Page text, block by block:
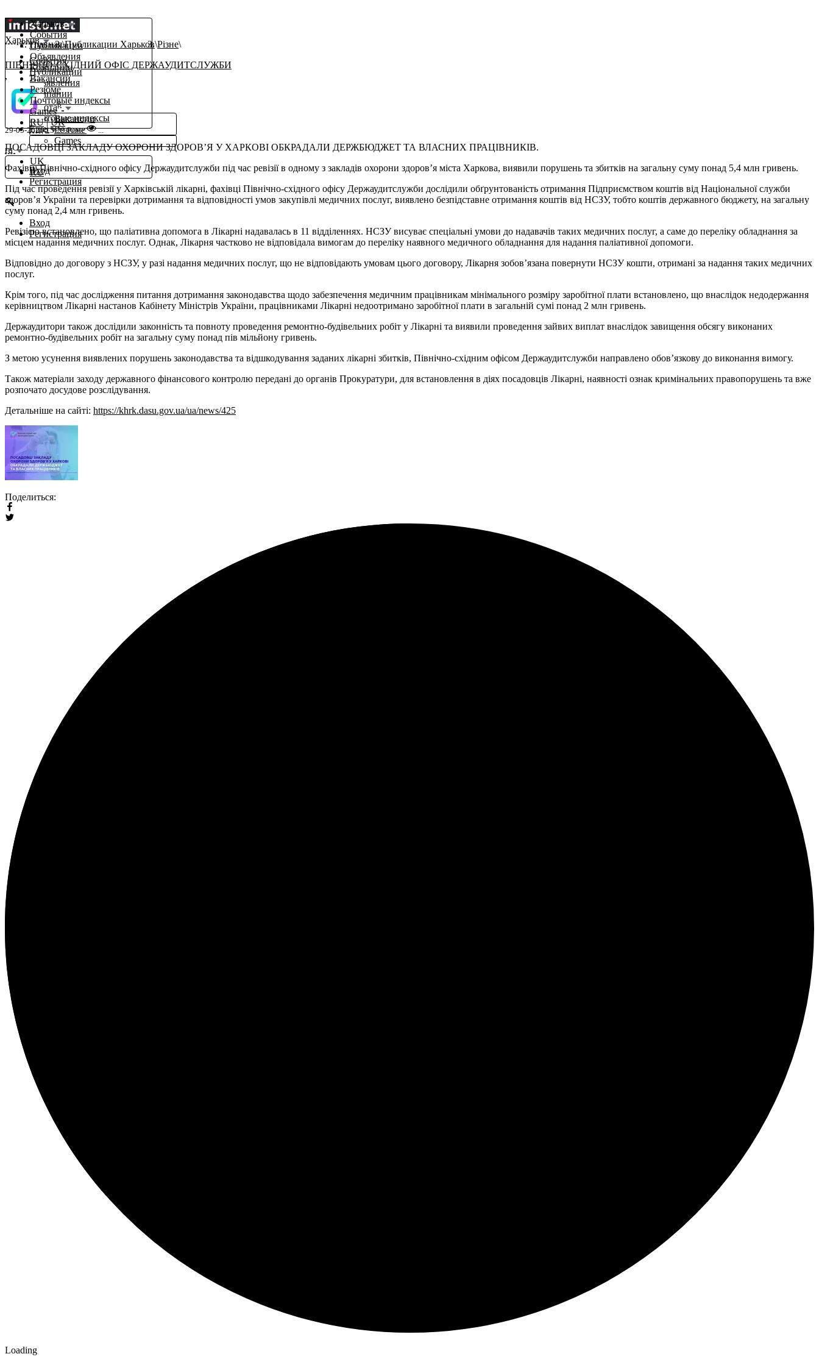
Харьков
События
Публикации
Объявления
Компании
Вакансии
Резюме
Почтовые индексы
Games
RU|UK
Харьков
События
Публикации
Объявления
Компании
Работаβ
Вакансии
Резюме
Почтовые индексы
Еще
Games
ru
UK
RU
Вход
Регистрация
Вход
Регистрация
Главная Публикации Харьков Різне
ПІВНІЧНО-СХІДНИЙ ОФІС ДЕРЖАУДИТСЛУЖБИ
,
29-05-2026 15:29Різне ...
ПОСАДОВЦІ ЗАКЛАДУ ОХОРОНИ ЗДОРОВ’Я У ХАРКОВІ ОБКРАДАЛИ ДЕРЖБЮДЖЕТ ТА ВЛАСНИХ ПРАЦІВНИКІВ.
Фахівці Північно-східного офісу Держаудитслужби під час ревізії в одному з закладів охорони здоров’я міста Харкова, виявили порушень та збитків на загальну суму понад 5,4 млн гривень.
Під час проведення ревізії у Харківській лікарні, фахівці Північно-східного офісу Держаудитслужби дослідили обґрунтованість отримання Підприємством коштів від Національної служби
здоров’я України та перевірки дотримання та відповідності умов закупівлі медичних послуг, виявлено безпідставне отримання коштів від НСЗУ, тобто коштів державного бюджету, на загальну
суму понад 2,4 млн гривень.
Ревізією встановлено, що паліативна допомога в Лікарні надавалась в 11 відділеннях. НСЗУ висуває спеціальні умови до надавачів таких медичних послуг, а саме до переліку обладнання за
місцем надання медичних послуг. Однак, Лікарня частково не відповідала вимогам до переліку наявного медичного обладнання для надання паліативної допомоги.
Відповідно до договору з НСЗУ, у разі надання медичних послуг, що не відповідають умовам цього договору, Лікарня зобов’язана повернути НСЗУ кошти, отримані за надання таких медичних
послуг.
Крім того, під час дослідження питання дотримання законодавства щодо забезпечення медичним працівникам мінімального розміру заробітної плати встановлено, що внаслідок недодержання
керівництвом Лікарні настанов Кабінету Міністрів України, працівниками Лікарні недоотримано заробітної плати в загальній сумі понад 2 млн гривень.
Держаудитори також дослідили законність та повноту проведення ремонтно-будівельних робіт у Лікарні та виявили проведення зайвих виплат внаслідок завищення обсягу виконаних
ремонтно-будівельних робіт на загальну суму понад пів мільйону гривень.
З метою усунення виявлених порушень законодавства та відшкодування заданих лікарні збитків, Північно-східним офісом Держаудитслужби направлено обов’язкову до виконання вимогу.
Також матеріали заходу державного фінансового контролю передані до органів Прокуратури, для встановлення в діях посадовців Лікарні, наявності ознак кримінальних правопорушень та вже
розпочато досудове розслідування.
Детальніше на сайті: https://khrk.dasu.gov.ua/ua/news/425
Поделиться:
Loading